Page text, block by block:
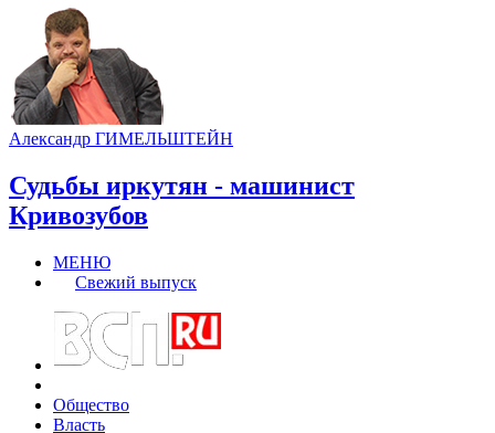
Александр ГИМЕЛЬШТЕЙН
Судьбы иркутян - машинист
Кривозубов
МЕНЮ
Свежий выпуск
Общество
Власть